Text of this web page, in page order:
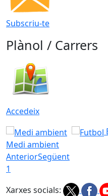
Subscriu-te
Plànol / Carrers
Accedeix
Medi ambient
AnteriorSegüent
1
Xarxes socials: